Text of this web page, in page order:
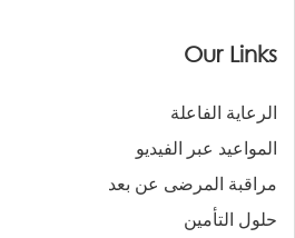
Our Links
الرعاية الفاعلة
المواعيد عبر الفيديو
مراقبة المرضى عن بعد
حلول التأمين